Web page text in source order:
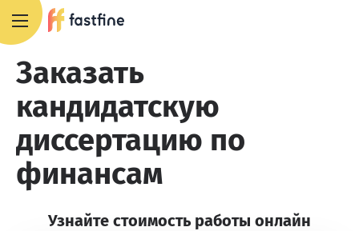
Заказать
кандидатскую
диссертацию по
финансам
Узнайте стоимость работы онлайн